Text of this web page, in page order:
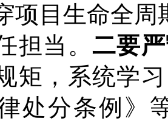
项目生命全周
担当。 二要
矩，系统学
处分条例》